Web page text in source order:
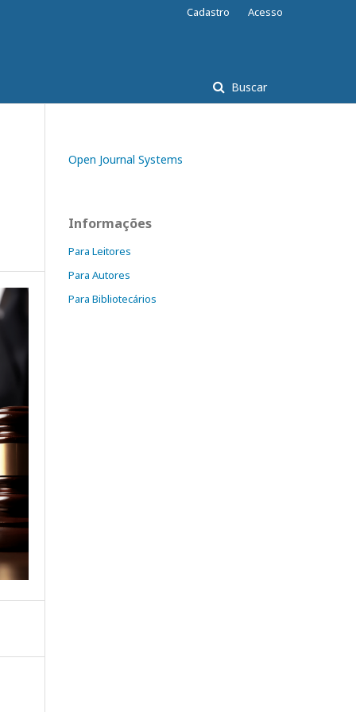
Buscar
Cadastro Acesso
Open Journal Systems
Informações
Para Leitores
Para Autores
Para Bibliotecários